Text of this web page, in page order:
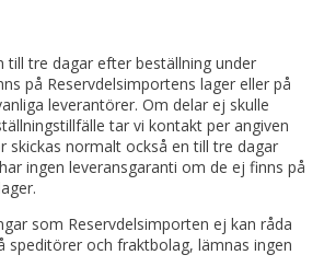
till tre dagar efter beställning under
på Reservdelsimportens lager eller på
leverantörer. Om delar ej skulle
tar vi kontakt per angiven
skickas normalt också en till tre dagar
ingen leveransgaranti om de ej finns på
som Reservdelsimporten ej kan råda
speditörer och fraktbolag, lämnas ingen